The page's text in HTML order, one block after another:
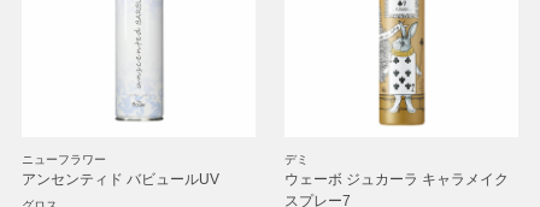
ニューフラワー
アンセンティド バビュールUV
デミ
ウェーボ ジュカーラ キャラメイク
スプレー7